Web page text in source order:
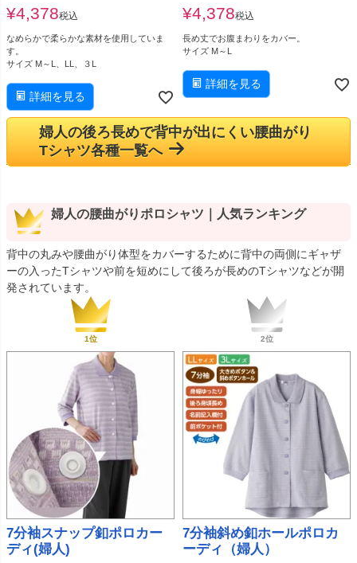
¥4,378税込
なめらかで柔らかな素材を使用していま
す。
サイズ M～L、LL、３L
詳細を見る
¥4,378税込
長め丈でお腹まわりをカバー。
サイズ M～L
詳細を見る
婦人の後ろ長めで背中が出にくい腰曲がり
Tシャツ各種一覧へ
婦人の腰曲がりポロシャツ｜人気ランキング
背中の丸みや腰曲がり体型をカバーするために背中の両側にギャザ
ーの入ったTシャツや前を短めにして後ろが長めのTシャツなどが開
発されています。
7分袖スナップ釦ポロカー
ディ(婦人)
7分袖斜め釦ホールポロカ
ーディ（婦人）